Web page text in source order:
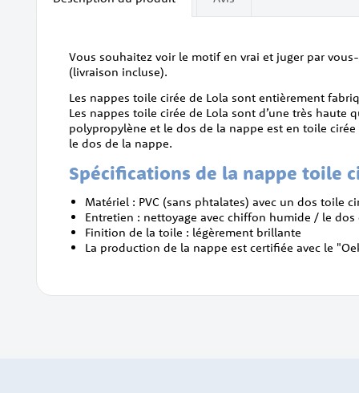
galleryVous souhaitez voir le motif en vrai et juger par
(livraison incluse).
Les nappes toile cirée de Lola sont entièrement
Les nappes toile cirée de Lola sont d’une très
polypropylène et le dos de la nappe est en toile
le dos de la nappe.
Spécifications de la nappe toile
Matériel : PVC (sans phtalates) avec un dos toile
Entretien : nettoyage avec chiffon humide / le
Finition de la toile : légèrement brillante
La production de la nappe est certifiée avec le